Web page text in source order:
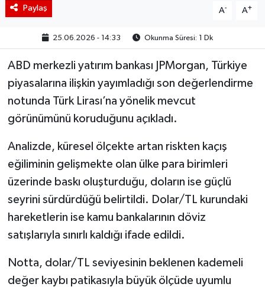
Paylaş A- A+
25.06.2026 - 14:33 Okunma Süresi: 1 Dk
ABD merkezli yatırım bankası JPMorgan, Türkiye
piyasalarına ilişkin yayımladığı son değerlendirme
notunda Türk Lirası’na yönelik mevcut
görünümünü koruduğunu açıkladı.
Analizde, küresel ölçekte artan riskten kaçış
eğiliminin gelişmekte olan ülke para birimleri
üzerinde baskı oluşturduğu, doların ise güçlü
seyrini sürdürdüğü belirtildi. Dolar/TL kurundaki
hareketlerin ise kamu bankalarının döviz
satışlarıyla sınırlı kaldığı ifade edildi.
Notta, dolar/TL seviyesinin beklenen kademeli
değer kaybı patikasıyla büyük ölçüde uyumlu